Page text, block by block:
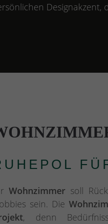
Designakzent,
Wohnzimmer soll
sein. Die
, denn